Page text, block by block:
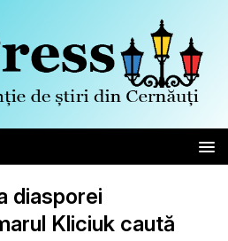
diasporei
Kliciuk caută